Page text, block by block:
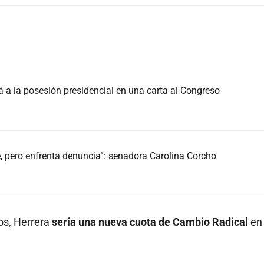
la posesión presidencial en una carta al Congreso
pero enfrenta denuncia”: senadora Carolina Corcho
Herrera sería una nueva cuota de Cambio Radical